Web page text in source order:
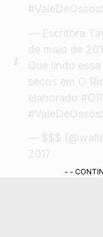
— Escritora
de maio de
Que lindo
secos em O
elaborado
— $$$
2017
- -